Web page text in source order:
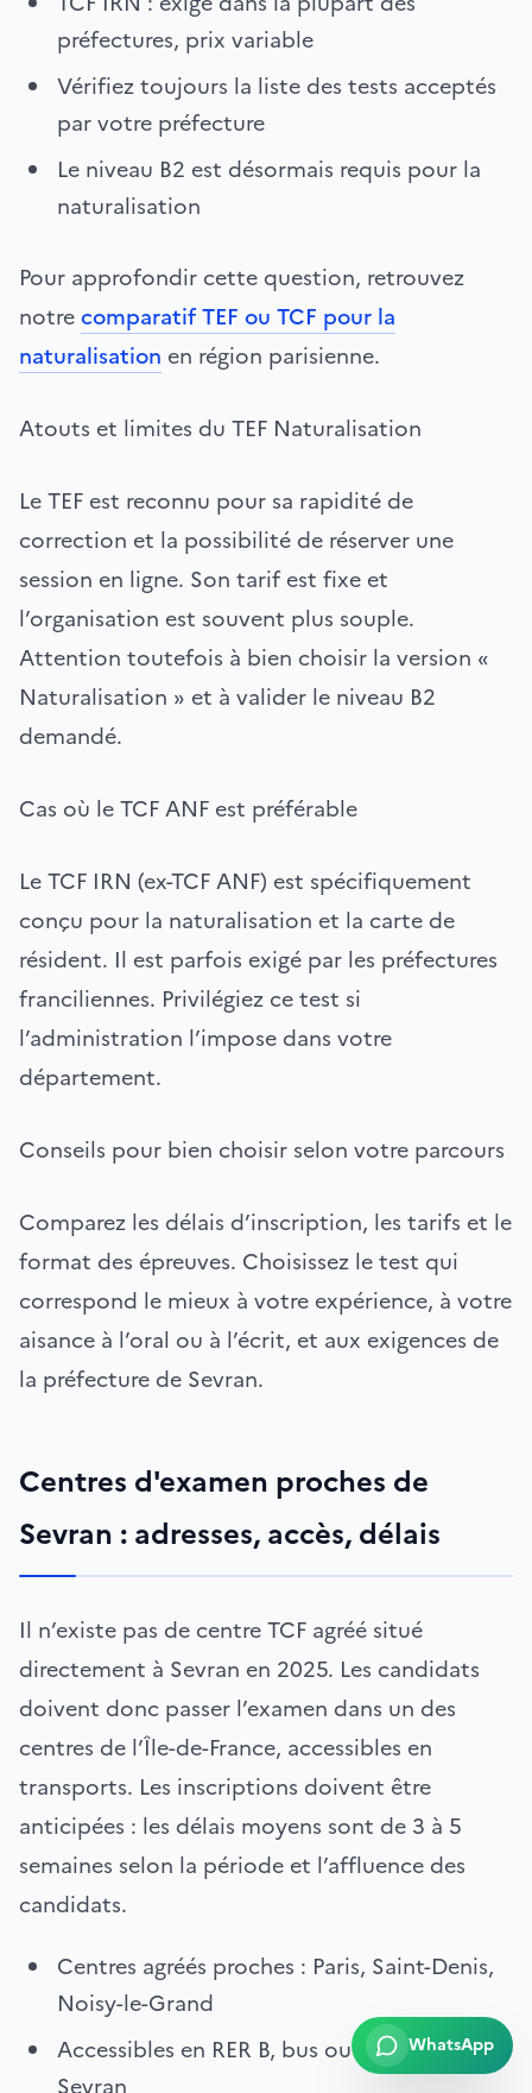
préfectures, prix variable
Vérifiez toujours la liste des tests acceptés
par votre préfecture
Le niveau B2 est désormais requis pour la
naturalisation
Pour approfondir cette question, retrouvez
notrecomparatif TEF ou TCF pour la
naturalisation en région parisienne.
Atouts et limites du TEF Naturalisation
Le TEF est reconnu pour sa rapidité de
correction et la possibilité de réserver une
session en ligne. Son tarif est fixe et
l’organisation est souvent plus souple.
Attention toutefois à bien choisir la version «
Naturalisation » et à valider le niveau B2
demandé.
Cas où le TCF ANF est préférable
Le TCF IRN (ex-TCF ANF) est spécifiquement
conçu pour la naturalisation et la carte de
résident. Il est parfois exigé par les préfectures
franciliennes. Privilégiez ce test si
l’administration l’impose dans votre
département.
Conseils pour bien choisir selon votre parcours
Comparez les délais d’inscription, les tarifs et le
format des épreuves. Choisissez le test qui
correspond le mieux à votre expérience, à votre
aisance à l’oral ou à l’écrit, et aux exigences de
la préfecture de Sevran.
Centres d'examen proches de
Sevran : adresses, accès, délais
Il n’existe pas de centre TCF agréé situé
directement à Sevran en 2025. Les candidats
doivent donc passer l’examen dans un des
centres de l’Île-de-France, accessibles en
transports. Les inscriptions doivent être
anticipées : les délais moyens sont de 3 à 5
semaines selon la période et l’affluence des
candidats.
Centres agréés proches : Paris, Saint-Denis,
Noisy-le-Grand
Accessibles en RER B, bus ou voiture depuis
Sevran
WhatsApp